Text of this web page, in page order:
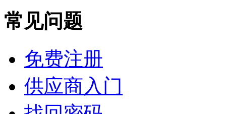
常见问题
免费注册
供应商入门